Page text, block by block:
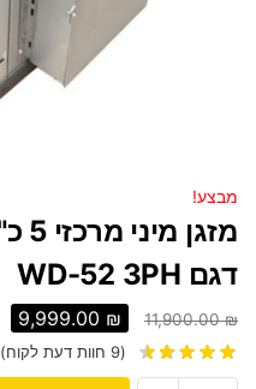
מבצע!
דגם WD-52 3PH
11,900.00₪
9,999.00 ₪
(
9 חוות דעת לקוח)